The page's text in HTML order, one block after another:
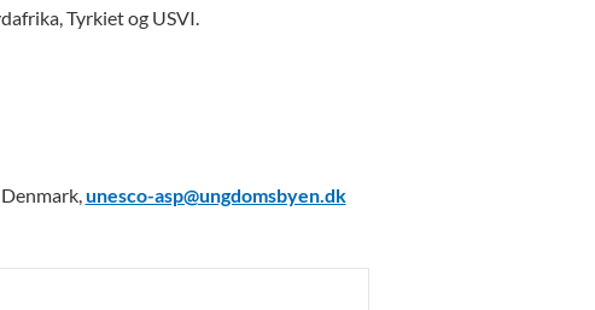
Tyrkiet og USVI.
unesco-asp@ungdomsbyen.dk